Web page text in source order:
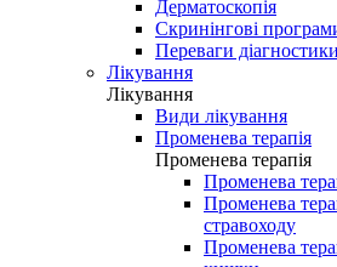
Дерматоскопія
Скринінгові
Переваги діагностики
Лікування
Лікування
Види лікування
Променева терапія
Променева терапія
Променева
Променева
стравоходу
Променева